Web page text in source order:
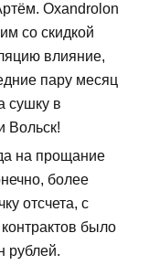
Oxandrolon
со скидкой
влияние,
пару месяц
сушку в
Вольск!
на прощание
более
отсчета, с
было
рублей.